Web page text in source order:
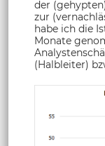
der
zur
habe ich die
Monate
(Halbleiter)